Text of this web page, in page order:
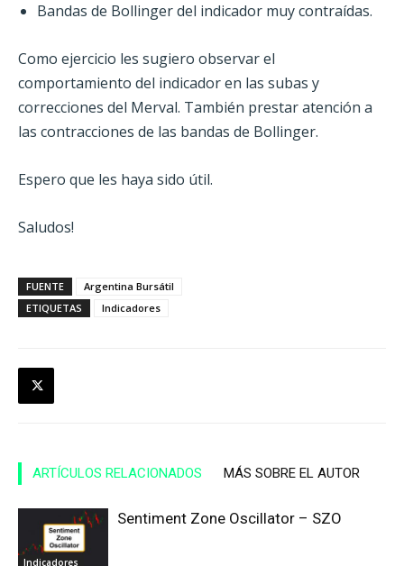
Bandas de Bollinger del indicador muy contraídas.
Como ejercicio les sugiero observar el
comportamiento del indicador en las subas y
correcciones del Merval. También prestar atención a
las contracciones de las bandas de Bollinger.
Espero que les haya sido útil.
Saludos!
FUENTE
Argentina Bursátil
ETIQUETAS
Indicadores
ARTÍCULOS RELACIONADOS MÁS SOBRE EL AUTOR
Indicadores
Sentiment Zone Oscillator – SZO